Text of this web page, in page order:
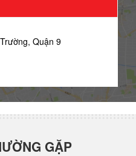
Quận 9
GẶP